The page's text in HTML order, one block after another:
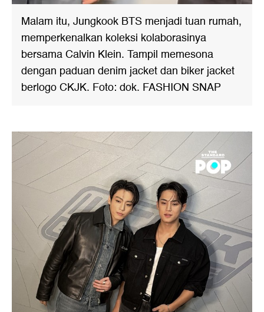
Malam itu, Jungkook BTS menjadi tuan rumah,
memperkenalkan koleksi kolaborasinya
bersama Calvin Klein. Tampil memesona
dengan paduan denim jacket dan biker jacket
berlogo CKJK. Foto: dok. FASHION SNAP